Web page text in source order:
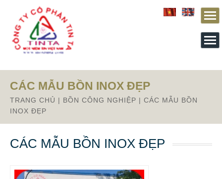
From this section downward is Zalo source code
CÁC MẪU BỒN INOX ĐẸP
TRANG CHỦ | BỒN CÔNG NGHIỆP | CÁC MẪU BỒN
INOX ĐẸP
CÁC MẪU BỒN INOX ĐẸP